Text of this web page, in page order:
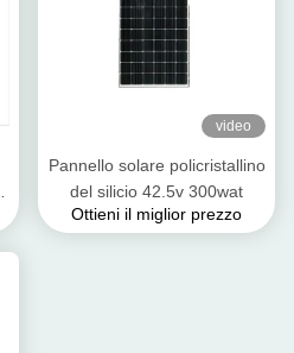
video
Pannello solare policristallino
del silicio 42.5v 300wat
Ottieni il miglior prezzo